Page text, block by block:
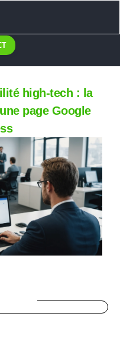
high-tech : la
page Google